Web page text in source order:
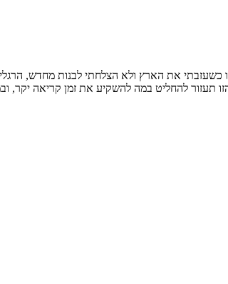
את הארץ ולא הצלחתי לבנות מחדש,